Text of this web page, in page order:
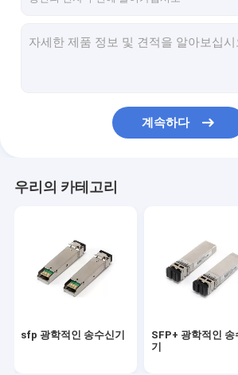
활동적인 광케이블
광학적인 송수신기 단위
CWDM DWDM MUX/DEMUX
계속하다
우리의 카테고리
sfp 광학적인 송수신기
SFP+ 광학적인 송
기